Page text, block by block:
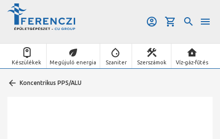
Készülékek Megújuló energia Szaniter Szerszámok Víz-gáz-fűtés
Koncentrikus PPS/ALU